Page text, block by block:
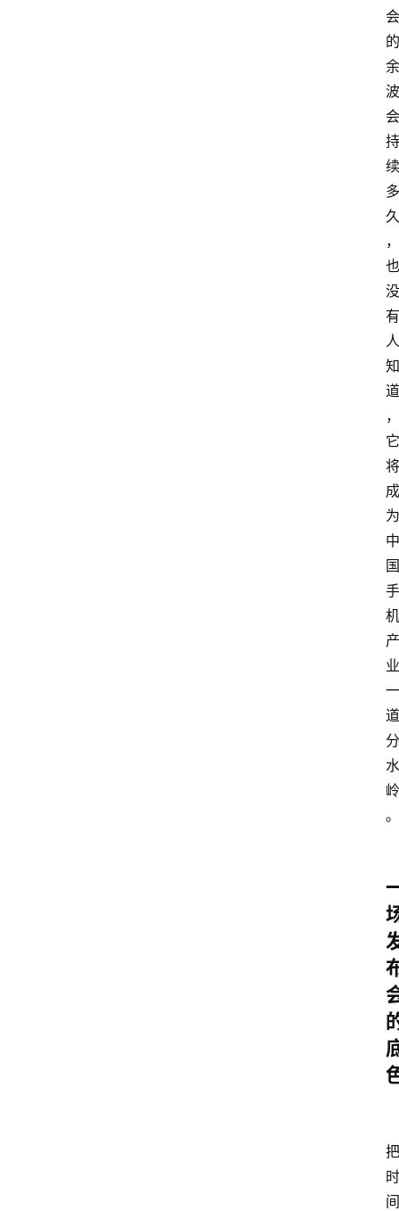
会
的
余
波
会
持
续
多
久
，
也
没
有
人
知
道
，
它
将
成
为
中
国
手
机
产
业
一
道
分
水
岭
。
把
时
间